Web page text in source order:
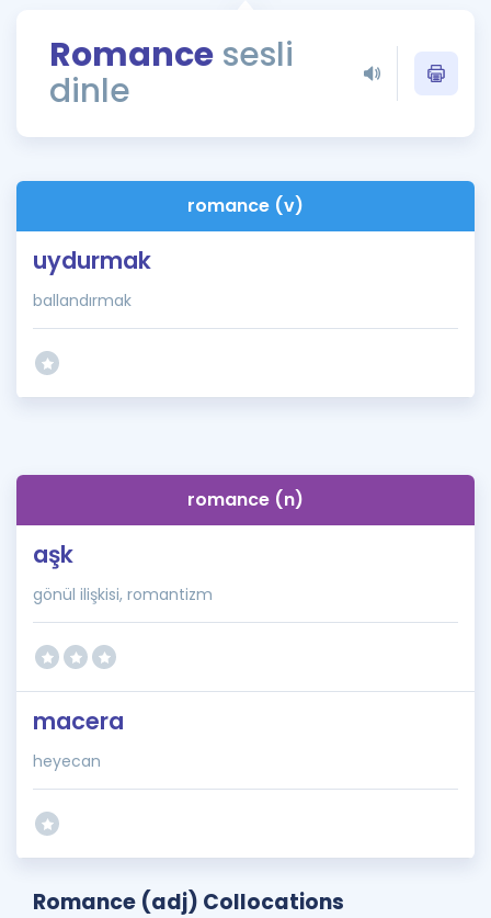
Rehberlik Aracı
ÖSYM Sınav Takvimi
İngilizce Gramer
Romance sesli
dinle
romance (v)
uydurmak
ballandırmak
romance (n)
aşk
gönül ilişkisi, romantizm
macera
heyecan
Romance (adj) Collocations